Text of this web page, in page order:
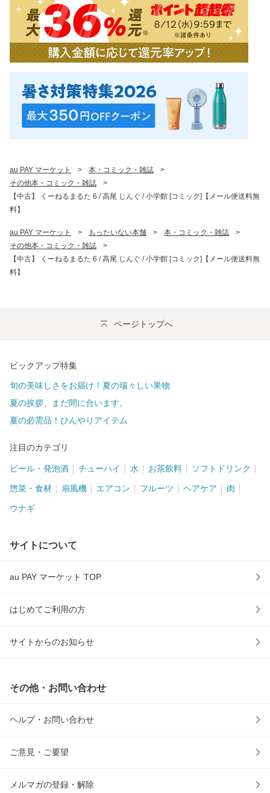
au PAY マーケット > 本・コミック・雑誌
>
その他本・コミック・雑誌
>
【中古】 くーねるまるた 6 / 高尾 じんぐ / 小学館 [コミック]【メール便送料無
料】
au PAY マーケット > もったいない本舗 > 本・コミック・雑誌
>
その他本・コミック・雑誌
>
【中古】 くーねるまるた 6 / 高尾 じんぐ / 小学館 [コミック]【メール便送料無
料】
ページトップへ
ピックアップ特集
旬の美味しさをお届け！夏の瑞々しい果物
夏の挨拶、まだ間に合います。
夏の必需品！ひんやりアイテム
注目のカテゴリ
ビール・発泡酒 チューハイ 水 お茶飲料 ソフトドリンク
惣菜・食材 扇風機 エアコン フルーツ ヘアケア 肉
ウナギ
サイトについて
au PAY マーケット TOP
はじめてご利用の方
サイトからのお知らせ
その他・お問い合わせ
ヘルプ・お問い合わせ
ご意見・ご要望
メルマガの登録・解除